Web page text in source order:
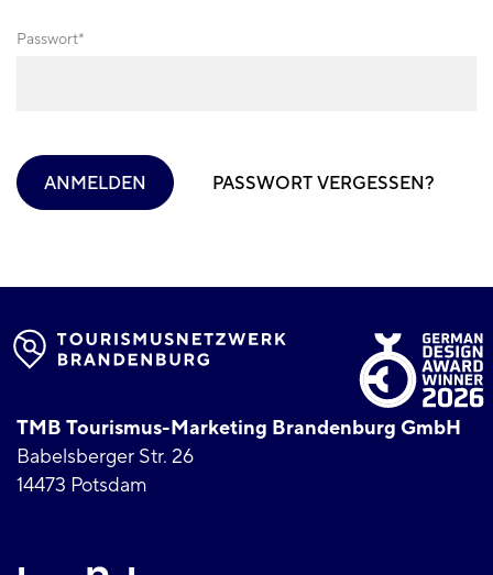
l
u
n
Passwort
ANMELDEN PASSWORT VERGESSEN?
TMB Tourismus-Marketing Brandenburg GmbH
Babelsberger Str. 26
14473 Potsdam